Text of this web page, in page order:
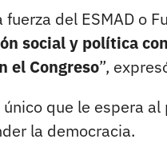
del ESMAD o
social y política
el Congreso”,
que le espera al
la democracia.